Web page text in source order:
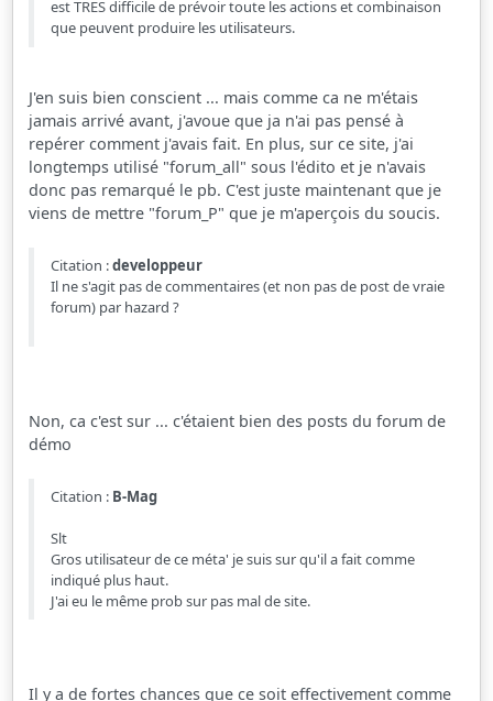
est TRES difficile de prévoir toute les actions et combinaison
que peuvent produire les utilisateurs.
J'en suis bien conscient ... mais comme ca ne m'étais
jamais arrivé avant, j'avoue que ja n'ai pas pensé à
repérer comment j'avais fait. En plus, sur ce site, j'ai
longtemps utilisé "forum_all" sous l'édito et je n'avais
donc pas remarqué le pb. C'est juste maintenant que je
viens de mettre "forum_P" que je m'aperçois du soucis.
Citation :developpeur
Il ne s'agit pas de commentaires (et non pas de post de vraie
forum) par hazard ?
Non, ca c'est sur ... c'étaient bien des posts du forum de
démo
Citation : B-Mag
Slt
Gros utilisateur de ce méta' je suis sur qu'il a fait comme
indiqué plus haut.
J'ai eu le même prob sur pas mal de site.
Il y a de fortes chances que ce soit effectivement comme